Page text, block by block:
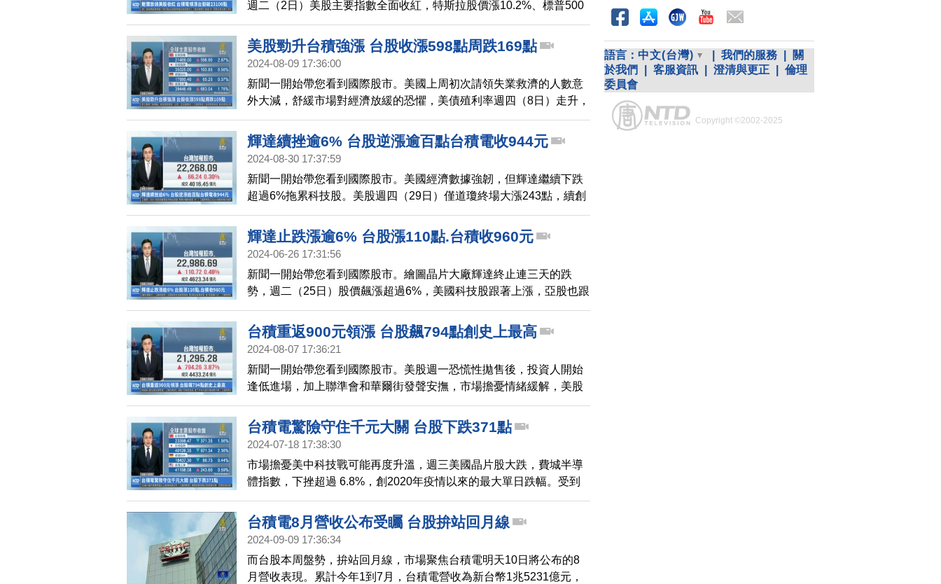
國5月消費者物價指數年增率，以及聯準會週四召開的利率
週二（2日）美股主要指數全面收紅，特斯拉股價漲10.2%、標普500
指數和那斯達克指數，再創新高紀錄。激勵台股表現，台積電走強帶
動下，上漲293.06點，以23172.43點作收。台積電收在最高點979
元、漲19元；鴻海收在最低點203元、下挫1.5元；聯發科收1405元、
盤中翻紅，填息率35%。
美股勁升台積強漲 台股收漲598點周跌169點
2024-08-09 17:36:00
新聞一開始帶您看到國際股市。美國上周初次請領失業救濟的人數意
外大減，舒緩市場對經濟放緩的恐懼，美債殖利率週四（8日）走升，
四大指數集體收紅。道瓊工業指數大漲400點，標普500指數和那斯達
克綜合指數都走升1%，費城半導體指數勁揚2.9%。台積電ADR上漲
2%，輝達也漲2%。激勵台股表現，上漲598.9點，收在21469點；本
海漲3.05%、收168.5元。分析師表示，市場恐慌氣氛逐步緩和，台股
短期可能進入大箱型整理格局；輝達財報表現，將
輝達續挫逾6% 台股逆漲逾百點台積電收944元
2024-08-30 17:37:59
新聞一開始帶您看到國際股市。美國經濟數據強韌，但輝達繼續下跌
超過6%拖累科技股。美股週四（29日）僅道瓊終場大漲243點，續創
歷史收盤新高，標普500幾乎收在平盤，那斯達克下跌39點，費半收
黑0.6%。輝達概念股光環失色，台股今天（30日）開高後漲勢收斂，
由於指數編纂公司MSCI（明晟）半年度權重調整於盤後生效，終場加
上漲0.11%，鴻海收平盤184.5元，聯發科收1240元、下跌0.8%。
輝達止跌漲逾6% 台股漲110點.台積收960元
2024-06-26 17:31:56
新聞一開始帶您看到國際股市。繪圖晶片大廠輝達終止連三天的跌
勢，週二（25日）股價飆漲超過6%，美國科技股跟著上漲，亞股也跟
著走揚。台股今天（26日）早盤開高，一度重新站回23,000點。終場
上漲110.72點，收在22,986.69點。台積電漲15元、收在960元，收復
五日線大關。聯發科漲1%，鴻海小跌1%以內，日月光投控漲幅超過
兆股，今天（26日）早盤最高一度來到392.5元，再創歷史新天價，但
中場翻黑下跌，以385元、下跌2元作收。
台積重返900元領漲 台股飆794點創史上最高
2024-08-07 17:36:21
新聞一開始帶您看到國際股市。美股週一恐慌性拋售後，投資人開始
逢低進場，加上聯準會和華爾街發聲安撫，市場擔憂情緒緩解，美股
週二（6日）止跌回穩，四大指數終場收紅。受美股激勵，台股今天
（7日）開盤大漲，率先站回半年線，終場收在21295點、上漲794
點，創下史上第一高漲點，漲幅3.87%。台積電扮演助攻要角，大漲
根停板；鴻海漲1.79%。專家分析，短線上籌碼面得到適度的整理，
不過，下週公布的美國7月CPI，以及中東情勢升溫，都將影響台股延
續
台積電驚險守住千元大關 台股下跌371點
2024-07-18 17:38:30
市場擔憂美中科技戰可能再度升溫，週三美國晶片股大跌，費城半導
體指數，下挫超過 6.8%，創2020年疫情以來的最大單日跌幅。受到
美股重挫影響，台股開低走低，終場大跌371點來到23398.47點，三
大法人合計賣超450.08億元。台積電股價早盤失守千元，好在尾盤拉
回，最後以1005元作收，驚險守住千元大關。
台積電8月營收公布受矚 台股拚站回月線
2024-09-09 17:36:34
而台股本周盤勢，拚站回月線，市場聚焦台積電明天10日將公布的8
月營收表現。累計今年1到7月，台積電營收為新台幣1兆5231億元，
語言： 中文(台灣) 我們的服務
關
於我們
客服資訊 澄清與更正
倫理
委員會
Copyright ©2002-2025